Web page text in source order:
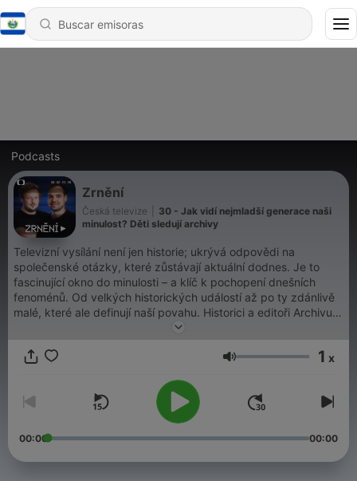
Podcasts
Zrnění
Česká televize
30 - Jak vidí nejmladší generace naši
minulost? Děti sledují archivy
Televizní vysílání není jen historie; ukrývá odpovědi na
společenské otázky, které zůstávají aktuální dodnes. Je to
fascinující okno do minulosti – a klíč k pochopení dnešních
fenoménů. Od velkých historických událostí až po ty zdánlivě
malé, které ale definují naší povahu. Historici a editoři Archivu
ČT Jakubové Hošek a Adamus vybírají ty nejzajímavější
kontext. Zvou si hosty, kteří dodávají hloubku i nečekané
Volumen 1 x
00:00 00:00